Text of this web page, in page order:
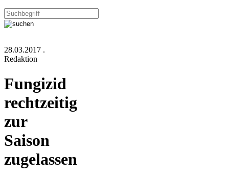
28.03.2017 .
Redaktion
Fungizid
rechtzeitig
zur
Saison
zugelassen